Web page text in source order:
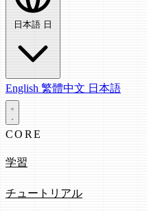
日本語 日
English 繁體中文 日本語
CORE
学習
チュートリアル